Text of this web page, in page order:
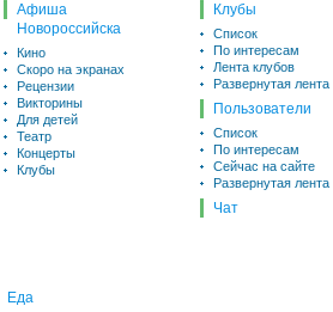
Афиша
Новороссийска
Кино
Скоро на экранах
Рецензии
Викторины
Для детей
Театр
Концерты
Клубы
Клубы
Список
По интересам
Лента клубов
Развернутая лента
Пользователи
Список
По интересам
Сейчас на сайте
Развернутая лента
Чат
Еда